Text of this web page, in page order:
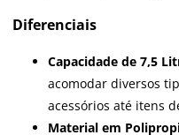
Diferenciais
Capacidade de 7,5
acomodar diversos
acessórios até itens
Material em